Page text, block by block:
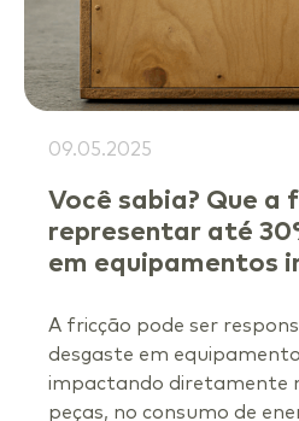
09.05.2025
Você sabia? Que a
representar até
em equipamentos
A fricção pode ser
desgaste em
impactando diretamente
peças, no consumo de